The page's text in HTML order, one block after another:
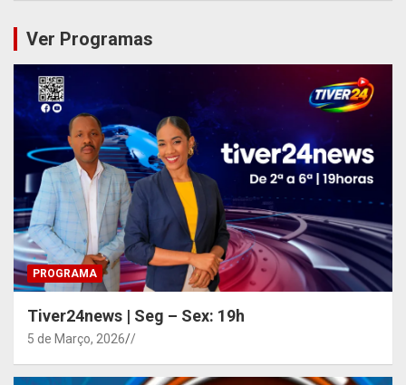
Ver Programas
PROGRAMA
Tiver24news | Seg – Sex: 19h
5 de Março, 2026 /